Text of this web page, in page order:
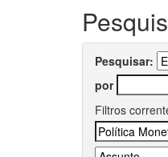
Pesquisar:
por
Filtros